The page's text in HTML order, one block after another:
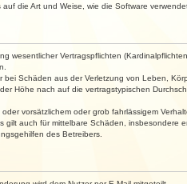
die Art und Weise, wie die Software
Vertragspflichten
Schäden aus der Verletzung von Leben,
Höhe nach auf die vertragstypischen
vorsätzlichem oder grob fahrlässigem
auch für mittelbare Schäden, insbesondere
des Betreibers.